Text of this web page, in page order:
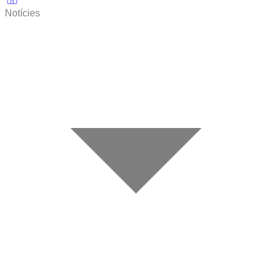
Notícies